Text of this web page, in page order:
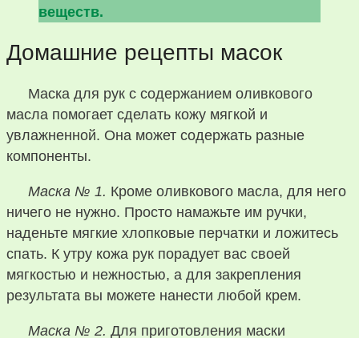
веществ.
Домашние рецепты масок
Маска для рук с содержанием оливкового
масла помогает сделать кожу мягкой и
увлажненной. Она может содержать разные
компоненты.
Маска № 1. Кроме оливкового масла, для него
ничего не нужно. Просто намажьте им ручки,
наденьте мягкие хлопковые перчатки и ложитесь
спать. К утру кожа рук порадует вас своей
мягкостью и нежностью, а для закрепления
результата вы можете нанести любой крем.
Маска № 2. Для приготовления маски